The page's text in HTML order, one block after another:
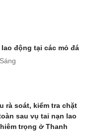
động tại các mỏ đá
rà soát, kiểm tra chặt
sau vụ tai nạn lao
trọng ở Thanh